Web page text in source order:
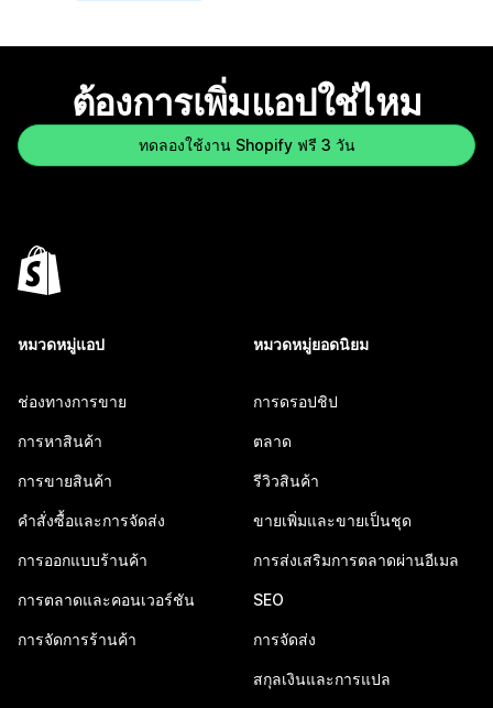
ต้องการเพิ่มแอปใช่ไหม
ทดลองใช้งาน Shopify ฟรี 3 วัน
หมวดหมู่แอป
ช่องทางการขาย
การหาสินค้า
การขายสินค้า
คำสั่งซื้อและการจัดส่ง
การออกแบบร้านค้า
การตลาดและคอนเวอร์ชัน
การจัดการร้านค้า
หมวดหมู่ยอดนิยม
การดรอปชิป
ตลาด
รีวิวสินค้า
ขายเพิ่มและขายเป็นชุด
การส่งเสริมการตลาดผ่านอีเมล
SEO
การจัดส่ง
สกุลเงินและการแปล